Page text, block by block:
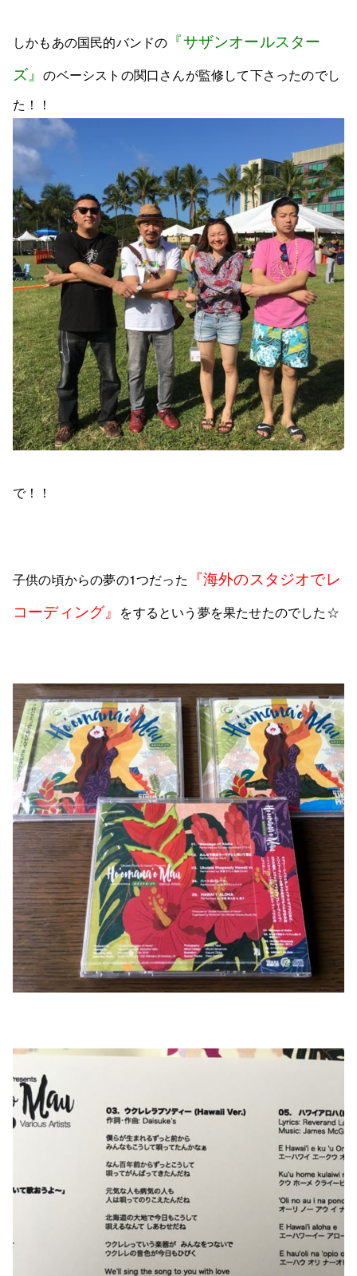
しかもあの国民的バンドの 『サザンオールスター
ズ』のベーシストの関口さんが監修して下さったのでし
た！！
で！！
子供の頃からの夢の1つだった 『海外のスタジオでレ
コーディング』 をするという夢を果たせたのでした☆